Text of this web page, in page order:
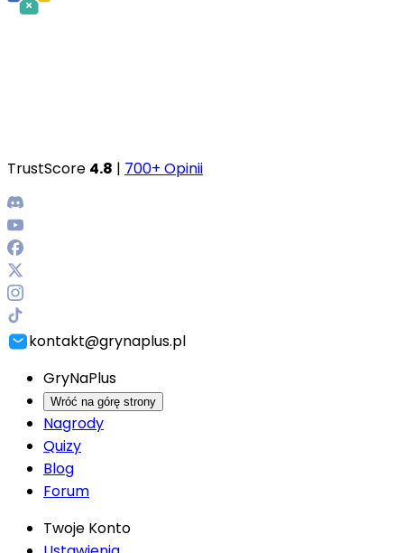
TrustScore 4.8 | 700+ Opinii
kontakt@grynaplus.pl
GryNaPlus
Wróć na górę strony
Nagrody
Quizy
Blog
Forum
Twoje Konto